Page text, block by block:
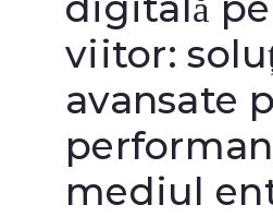
viitor:
avansate
mediul